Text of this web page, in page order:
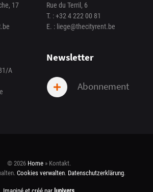
17
Rue du Terril, 6
T. :+32 4 222 00 81
E. : liege@thecityrent.be
A
Newsletter
Abonnement
© 2026 Home» Kontakt.
Cookies verwalten. Datenschutzerklärung.